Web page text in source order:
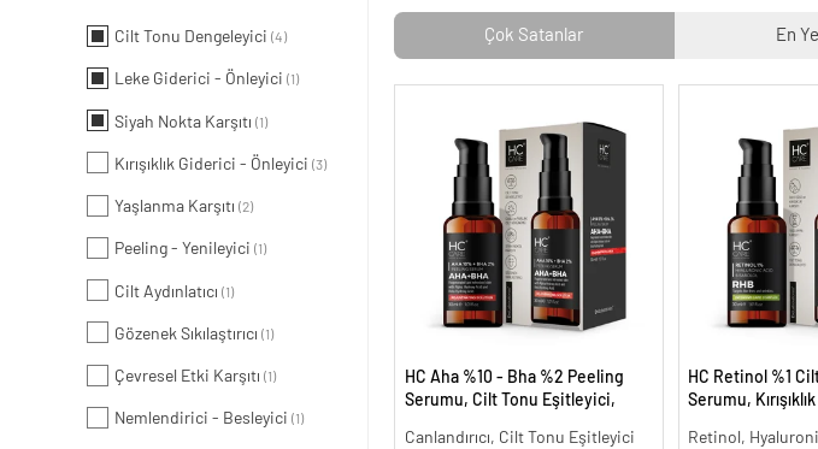
Cilt Tonu Dengeleyici (4)
Leke Giderici - Önleyici (1)
Siyah Nokta Karşıtı (1)
Kırışıklık Giderici - Önleyici (3)
Yaşlanma Karşıtı (2)
Peeling - Yenileyici (1)
Cilt Aydınlatıcı (1)
Gözenek Sıkılaştırıcı (1)
Çevresel Etki Karşıtı (1)
Nemlendirici - Besleyici (1)
Çok Satanlar En
HC Aha %10 - Bha %2 Peeling
Serumu, Cilt Tonu Eşitleyici,
Canlandırıcı, Cilt Tonu Eşitleyici
HC Retinol %1
Serumu,
Retinol,